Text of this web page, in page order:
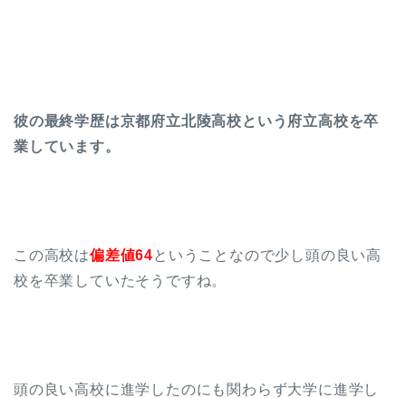
彼の最終学歴は京都府立北陵高校という府立高校を卒
業しています。
この高校は偏差値64 ということなので少し頭の良い高
校を卒業していたそうですね。
頭の良い高校に進学したのにも関わらず大学に進学し